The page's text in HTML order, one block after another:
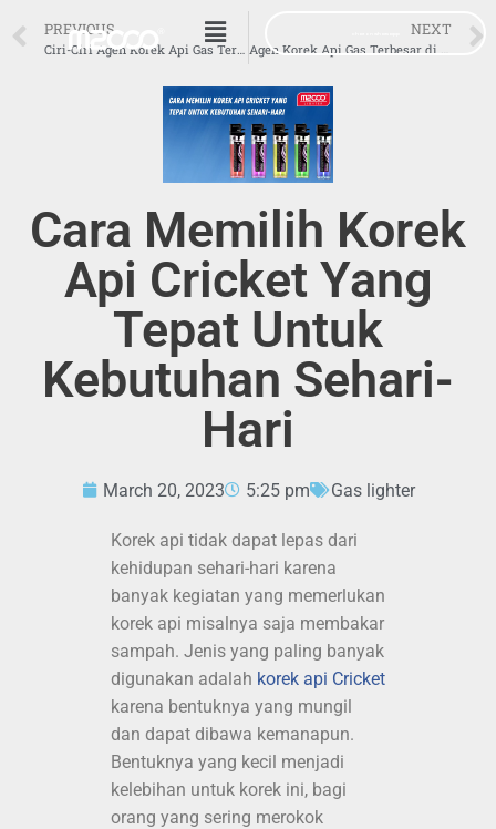
PREVIOUS NEXT
Cara Memilih Korek
Api Cricket Yang
Tepat Untuk
Kebutuhan Sehari-
Hari
March 20, 2023 5:25 pm Gas lighter
Korek api tidak dapat lepas dari
kehidupan sehari-hari karena
banyak kegiatan yang memerlukan
korek api misalnya saja membakar
sampah. Jenis yang paling banyak
digunakan adalah korek api Cricket
karena bentuknya yang mungil
dan dapat dibawa kemanapun.
Bentuknya yang kecil menjadi
kelebihan untuk korek ini, bagi
orang yang sering merokok